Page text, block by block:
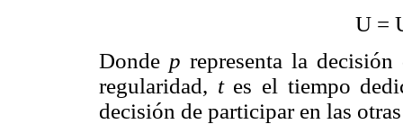
U =
Donde p representa la
regularidad, tes el tiempo
decisión de participar en las